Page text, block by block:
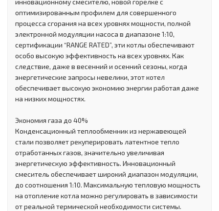
оптимизированным профилем для совершенного
процесса сгорания на всех уровнях мощности, полной
электронной модуляции насоса в диапазоне 1:10,
сертификации “RANGE RATED”, эти котлы обеспечивают
особо высокую эффективность на всех уровнях. Как
следствие, даже в весенний и осенний сезоны, когда
энергетические запросы невелики, этот котел
обеспечивает высокую экономию энергии работая даже
на низких мощностях.
Экономия газа до 40%
Конденсационный теплообменник из нержавеющей
стали позволяет рекуперировать латентное тепло
отработанных газов, значительно увеличивая
энергетическую эффективность. Инновационный
смеситель обеспечивает широкий диапазон модуляции,
до соотношения 1:10. Максимальную тепловую мощность
на отопление котла можно регулировать в зависимости
от реальной термической необходимости системы.